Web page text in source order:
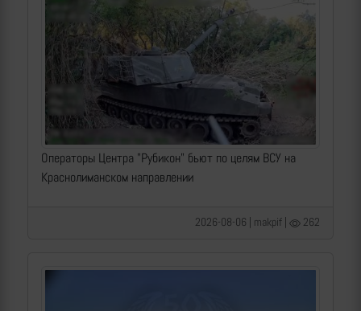
Операторы Центра "Рубикон" бьют по целям ВСУ на
Краснолиманском направлении
2026-08-06 | makpif | 262